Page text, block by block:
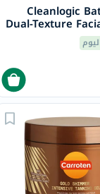
Cleanlogic
Dual-Texture
Sensitive Skin,